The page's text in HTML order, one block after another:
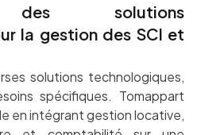
des solutions
la gestion des SCI et
solutions technologiques,
spécifiques. Tomappart
en intégrant gestion locative,